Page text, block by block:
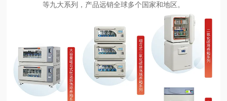
等九大系列，产品远销全球多个国家和地区。